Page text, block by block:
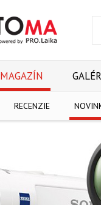
MAGAZÍN
RECENZIE